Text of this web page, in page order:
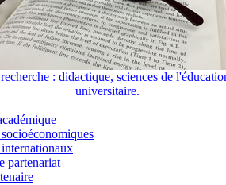
: didactique, sciences de
universitaire.
partenariat